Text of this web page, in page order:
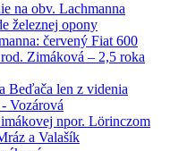
na obv. Lachmanna
železnej opony
červený Fiat 600
Zimáková – 2,5 roka
Beďača len z videnia
Vozárová
npor. Lörinczom
a Valašík